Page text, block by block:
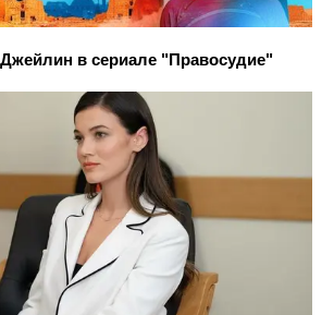
Джейлин в сериале "Правосудие"